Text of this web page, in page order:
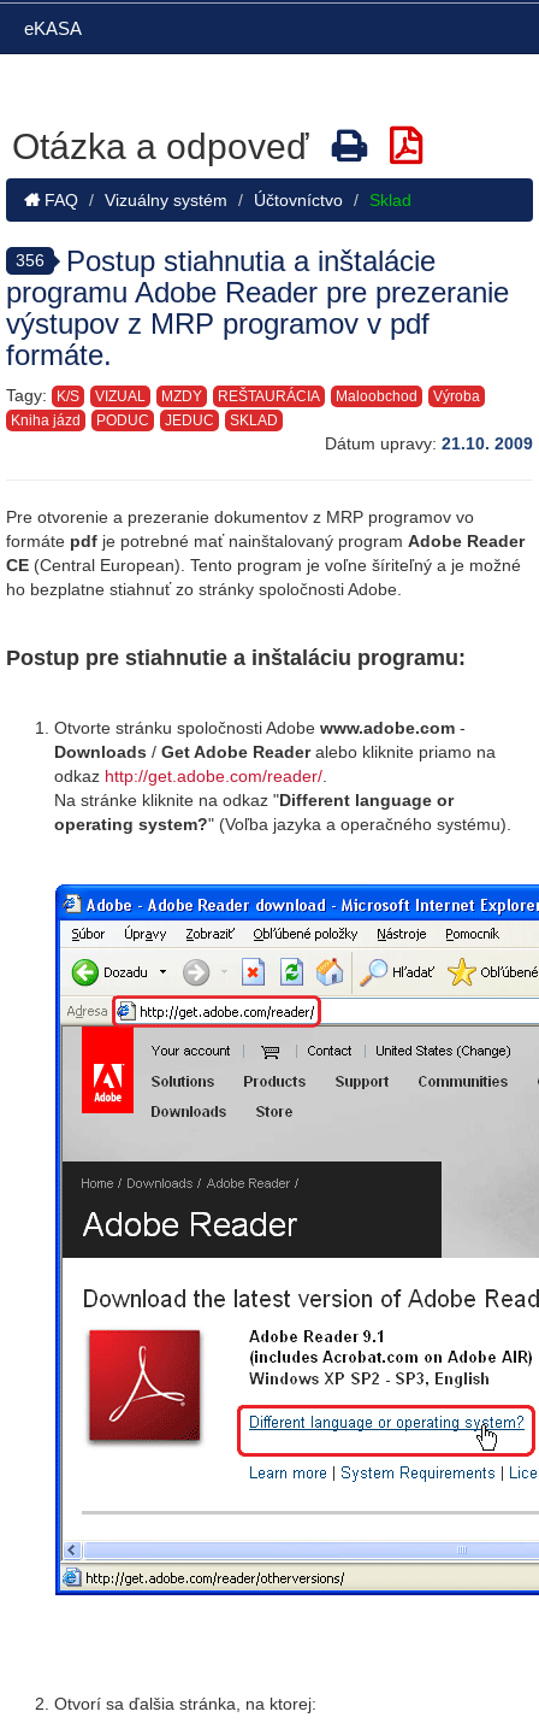
eKASA
Otázka a odpoveď
FAQ Vizuálny systém Účtovníctvo Sklad
356
Postup stiahnutia a inštalácie
programu Adobe Reader pre prezeranie
výstupov z MRP programov v pdf
formáte.
Tagy: K/S VIZUAL MZDY REŠTAURÁCIA Maloobchod
Výroba
Kniha jázd
PODUC JEDUC SKLAD
Dátum upravy: 21.10. 2009
Pre otvorenie a prezeranie dokumentov z MRP programov vo
formáte pdf je potrebné mať nainštalovaný program Adobe Reader
CE (Central European). Tento program je voľne šíriteľný a je možné
ho bezplatne stiahnuť zo stránky spoločnosti Adobe.
Postup pre stiahnutie a inštaláciu programu:
Otvorte stránku spoločnosti Adobe www.adobe.com -
Downloads / Get Adobe Readeralebo kliknite priamo na
odkaz http://get.adobe.com/reader/
Na stránke kliknite na odkaz "Different language or
operating system?" (Voľba jazyka a operačného systému).
Otvorí sa ďalšia stránka, na ktorej: